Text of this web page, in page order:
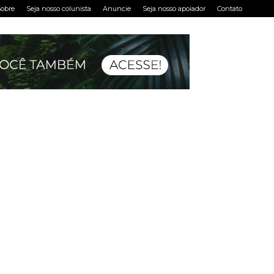
Seja nosso colunista Anuncie Seja nosso apoiador Contato